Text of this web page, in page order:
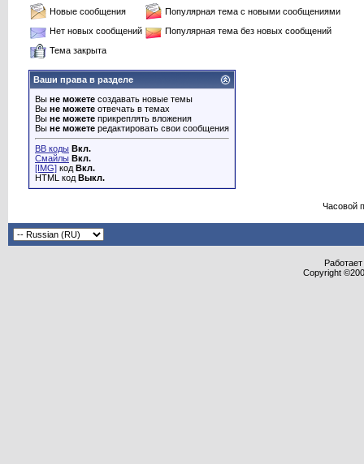
Новые сообщения
Популярная тема с новыми сообщениями
Нет новых сообщений
Популярная тема без новых сообщений
Тема закрыта
Ваши права в разделе
Вы не можете создавать новые темы
Вы не можете отвечать в темах
Вы не можете прикреплять вложения
Вы не можете редактировать свои сообщения
BB коды Вкл.
Смайлы Вкл.
[IMG] код Вкл.
HTML код Выкл.
Часовой
Copyright